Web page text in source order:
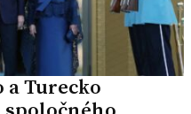
Turecko